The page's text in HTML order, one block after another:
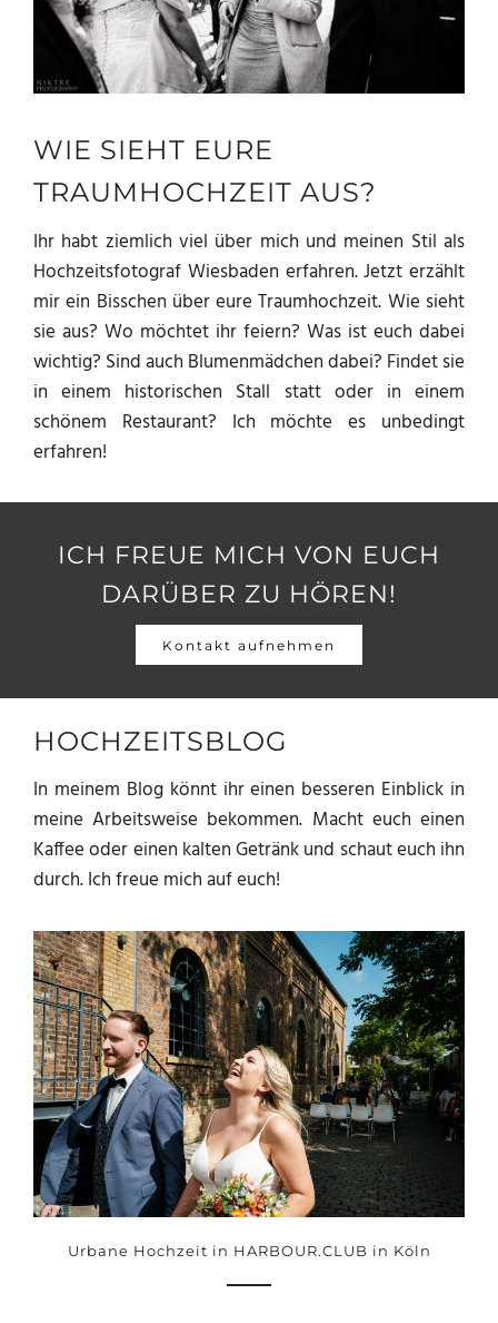
WIE SIEHT EURE
TRAUMHOCHZEIT AUS?
Ihr habt ziemlich viel über mich und meinen Stil als
Hochzeitsfotograf Wiesbaden erfahren. Jetzt erzählt
mir ein Bisschen über eure Traumhochzeit. Wie sieht
sie aus? Wo möchtet ihr feiern? Was ist euch dabei
wichtig? Sind auch Blumenmädchen dabei? Findet sie
in einem historischen Stall statt oder in einem
schönem Restaurant? Ich möchte es unbedingt
erfahren!
ICH FREUE MICH VON EUCH
DARÜBER ZU HÖREN!
Kontakt aufnehmen
HOCHZEITSBLOG
In meinem Blog könnt ihr einen besseren Einblick in
meine Arbeitsweise bekommen. Macht euch einen
Kaffee oder einen kalten Getränk und schaut euch ihn
durch. Ich freue mich auf euch!
Urbane Hochzeit in HARBOUR.CLUB in Köln